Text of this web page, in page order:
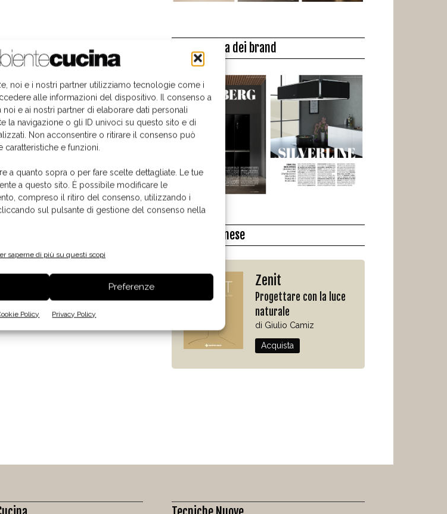
noi e i nostri partner utilizziamo tecnologie come i
alle informazioni del dispositivo. Il consenso a
e ai nostri partner di elaborare dati personali
la navigazione o gli ID univoci su questo sito e di
Non acconsentire o ritirare il consenso può
caratteristiche e funzioni.
a quanto sopra o per fare scelte dettagliate. Le tue
a questo sito. È possibile modificare le
compreso il ritiro del consenso, utilizzando i
sul pulsante di gestione del consenso nella
saperne di più su questi scopi
Preferenze
Policy Privacy Policy
La biblioteca dei brand
Il libro del mese
Zenit
Progettare con la luce
naturale
di Giulio Camiz
Acquista